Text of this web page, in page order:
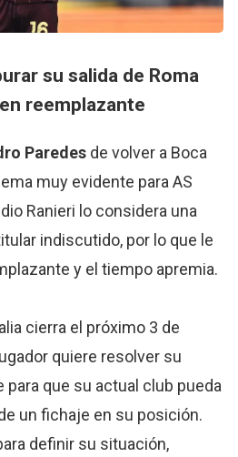
su salida de Roma
reemplazante
Paredes de volver a Boca
muy evidente para AS
Ranieri lo considera una
indiscutido, por lo que le
y el tiempo apremia.
cierra el próximo 3 de
quiere resolver su
para que su actual club pueda
un fichaje en su posición.
definir su situación,